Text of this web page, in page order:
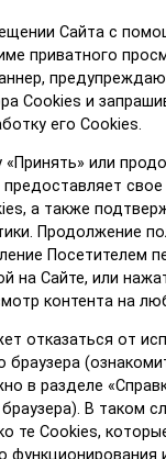
Сайта с
приватного
Сookies и
его Сookies.
или
свое
а также
Продолжение
Посетителем
на Сайте, или
контента на
отказаться от
браузера
в разделе
В таком
те Cookies,